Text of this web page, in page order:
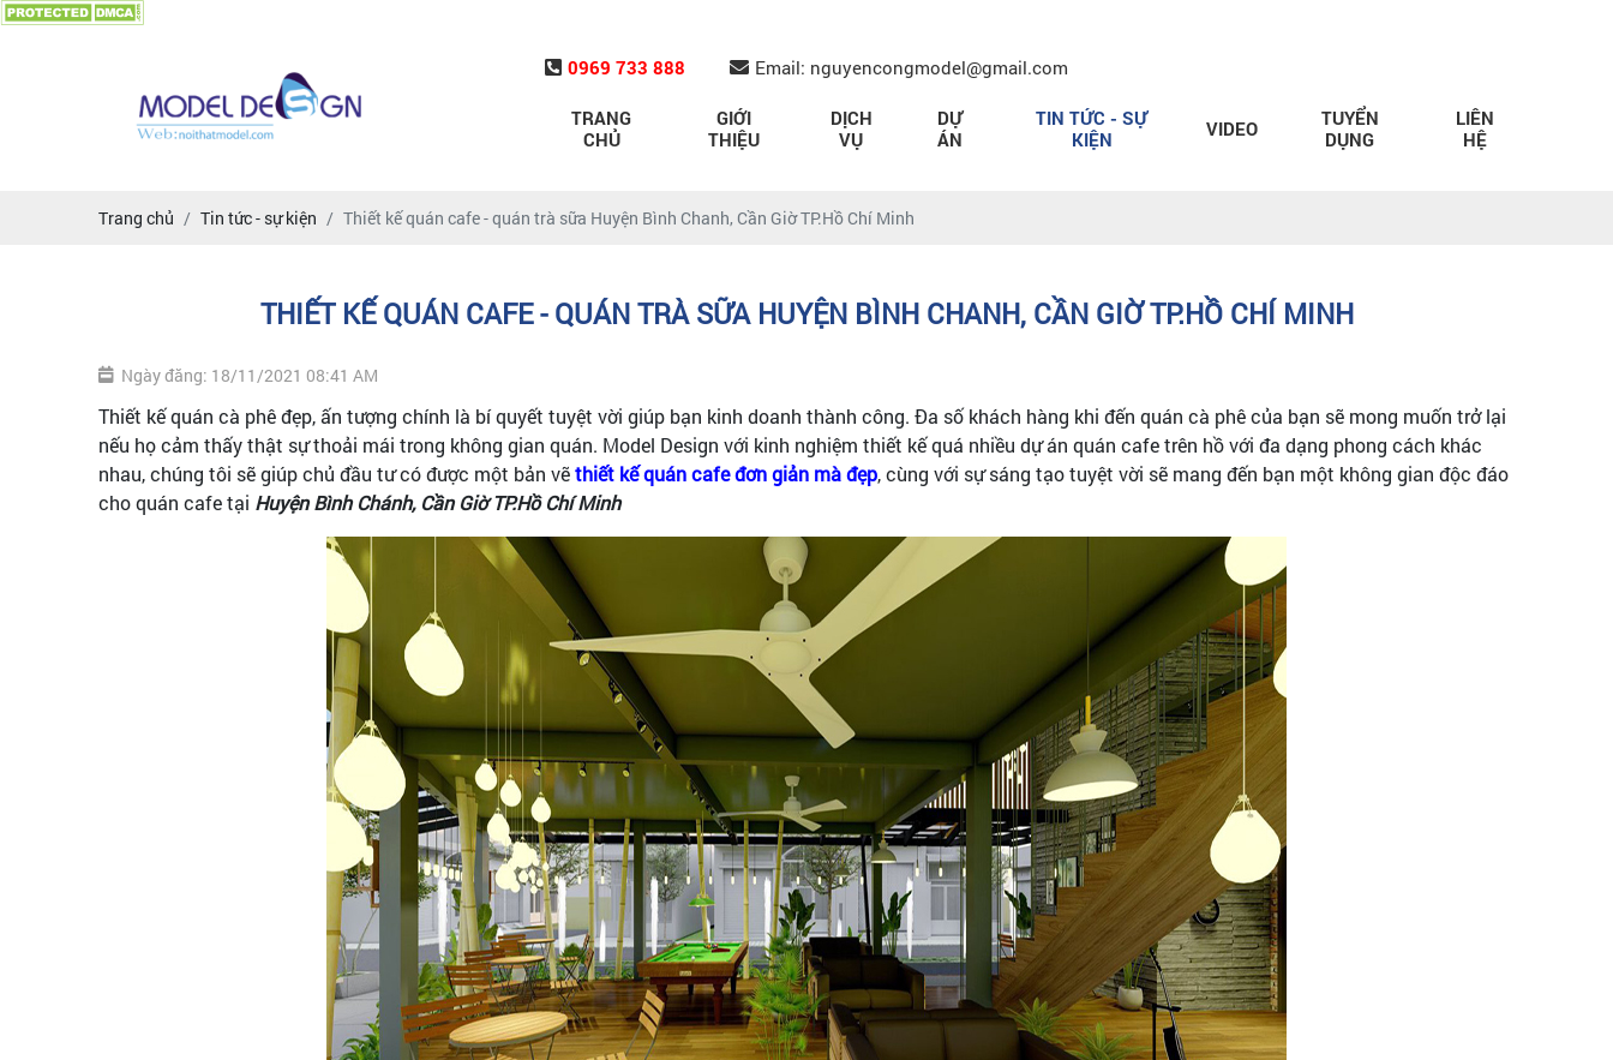
0969 733 888 Email: nguyencongmodel@gmail.com
TRANG
CHỦ
GIỚI
THIỆU
DỊCH
VỤ
DỰ
ÁN
TIN TỨC - SỰ
KIỆN
VIDEO
TUYỂN
DỤNG
LIÊN
HỆ
Trang chủ Tin tức - sự kiện Thiết kế quán cafe - quán trà sữa Huyện Bình Chanh, Cần Giờ TP.Hồ Chí Minh
THIẾT KẾ QUÁN CAFE - QUÁN TRÀ SỮA HUYỆN BÌNH CHANH, CẦN GIỜ TP.HỒ CHÍ MINH
Ngày đăng: 18/11/2021 08:41 AM
Thiết kế quán cà phê đẹp, ấn tượng chính là bí quyết tuyệt vời giúp bạn kinh doanh thành công. Đa số khách hàng khi đến quán cà phê của bạn sẽ mong muốn trở lại
nếu họ cảm thấy thật sự thoải mái trong không gian quán. Model Design với kinh nghiệm thiết kế quá nhiều dự án quán cafe trên hồ với đa dạng phong cách khác
nhau, chúng tôi sẽ giúp chủ đầu tư có được một bản vẽthiết kế quán cafe đơn giản mà đẹp, cùng với sự sáng tạo tuyệt vời sẽ mang đến bạn một không gian độc đáo
cho quán cafe tại Huyện Bình Chánh, Cần Giờ TP.Hồ Chí Minh